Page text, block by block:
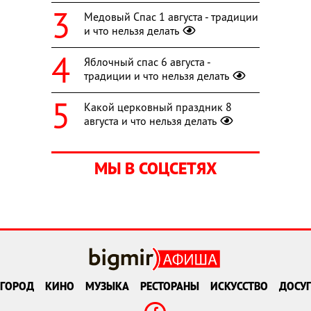
Медовый Спас 1 августа - традиции
и что нельзя делать
Яблочный спас 6 августа -
традиции и что нельзя делать
Какой церковный праздник 8
августа и что нельзя делать
МЫ В СОЦСЕТЯХ
ГОРОД КИНО МУЗЫКА РЕСТОРАНЫ ИСКУССТВО ДОСУГ